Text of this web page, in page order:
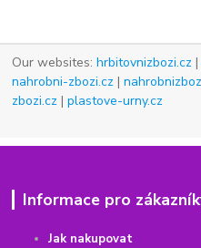
Our websites:hrbitovnizbozi.cz
nahrobni-zbozi.cz |
zbozi.cz |plastove-urny.cz
Informace pro
Jak nakupovat